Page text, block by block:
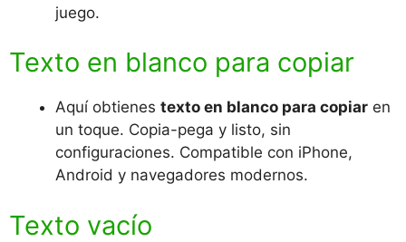
juego.
Texto en blanco para copiar
Aquí obtienes texto en blanco para copiar en
un toque. Copia-pega y listo, sin
configuraciones. Compatible con iPhone,
Android y navegadores modernos.
Texto vacío